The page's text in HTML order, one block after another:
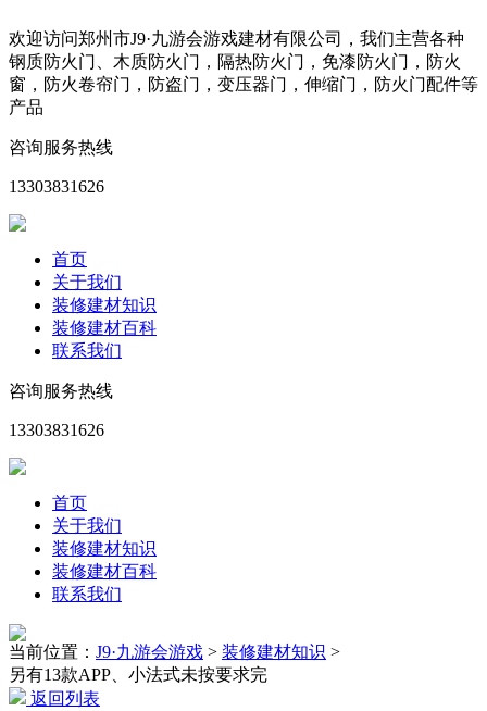
欢迎访问郑州市J9·九游会游戏建材有限公司，我们主营各种
钢质防火门、木质防火门，隔热防火门，免漆防火门，防火
窗，防火卷帘门，防盗门，变压器门，伸缩门，防火门配件等
产品
咨询服务热线
13303831626
首页
关于我们
装修建材知识
装修建材百科
联系我们
咨询服务热线
13303831626
首页
关于我们
装修建材知识
装修建材百科
联系我们
当前位置： J9·九游会游戏 > 装修建材知识 >
另有13款APP、小法式未按要求完
返回列表